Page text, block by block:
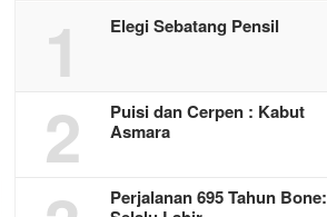
1 Elegi Sebatang Pensil
2
Puisi dan Cerpen : Kabut
Asmara
Perjalanan 695 Tahun Bone: